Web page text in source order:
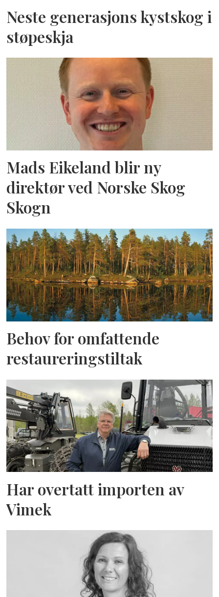
Neste generasjons kystskog i
støpeskja
Mads Eikeland blir ny
direktør ved Norske Skog
Skogn
Behov for omfattende
restaureringstiltak
Har overtatt importen av
Vimek